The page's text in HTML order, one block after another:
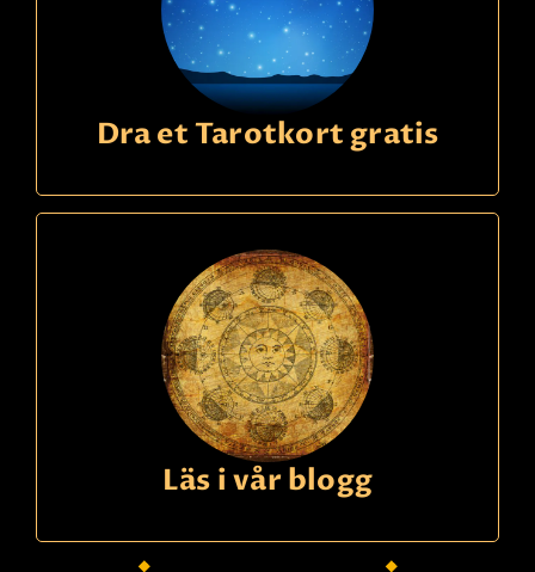
Dra et Tarotkort gratis
Läs i vår blogg